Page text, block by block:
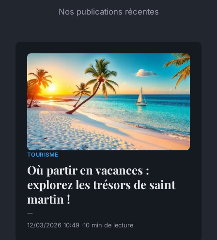
Nos publications récentes
TOURISME
Où partir en vacances :
explorez les trésors de saint
martin !
...
12/03/2026 10:49 10 min de lecture